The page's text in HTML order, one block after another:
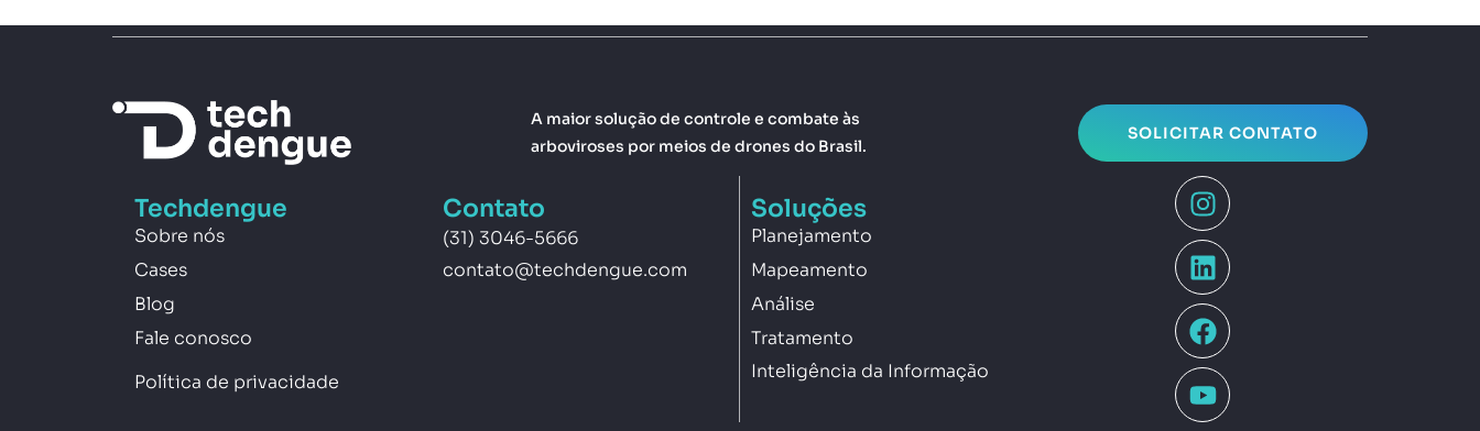
A maior solução de controle e combate às
arboviroses por meios de drones do Brasil.
SOLICITAR CONTATO
Techdengue
Sobre nós
Cases
Blog
Fale conosco
Política de privacidade
Contato
(31) 3046-5666
contato@techdengue.com
Soluções
Planejamento
Mapeamento
Análise
Tratamento
Inteligência da Informação